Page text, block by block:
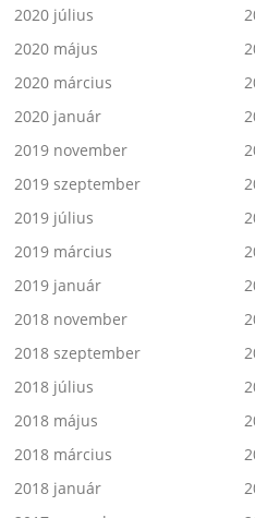
2020 július
2020 május
2020 március
2020 január
2019 november
2019 szeptember
2019 július
2019 március
2019 január
2018 november
2018 szeptember
2018 július
2018 május
2018 március
2018 január